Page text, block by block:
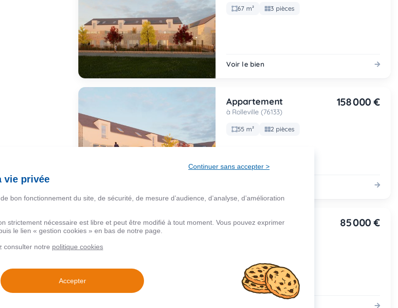
67 m² 3 pièces
Voir le bien
Appartement
à Rolleville (76133)
158 000 €
55 m² 2 pièces
Appartement 85 000 €
Continuer sans accepter >
vie privée
bon fonctionnement du site, de sécurité, de mesure d’audience, d’analyse, d’amélioration
strictement nécessaire est libre et peut être modifié à tout moment. Vous pouvez exprimer
le lien « gestion cookies » en bas de notre page.
consulter notre politique cookies
Accepter